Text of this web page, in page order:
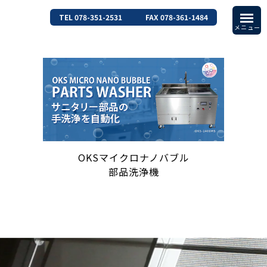
TEL 078-351-2531 FAX 078-361-1484
OKSマイクロナノバブル
部品洗浄機